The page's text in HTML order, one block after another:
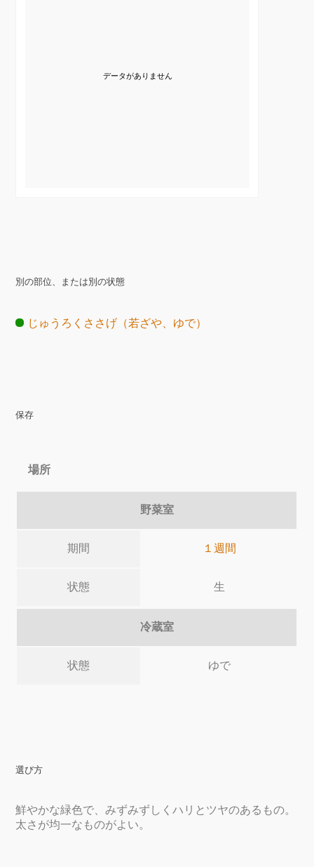
データがありません
別の部位、または別の状態
じゅうろくささげ（若ざや、ゆで）
保存
場所
野菜室
期間 １週間
状態 生
冷蔵室
状態 ゆで
選び方
鮮やかな緑色で、みずみずしくハリとツヤのあるもの。
太さが均一なものがよい。